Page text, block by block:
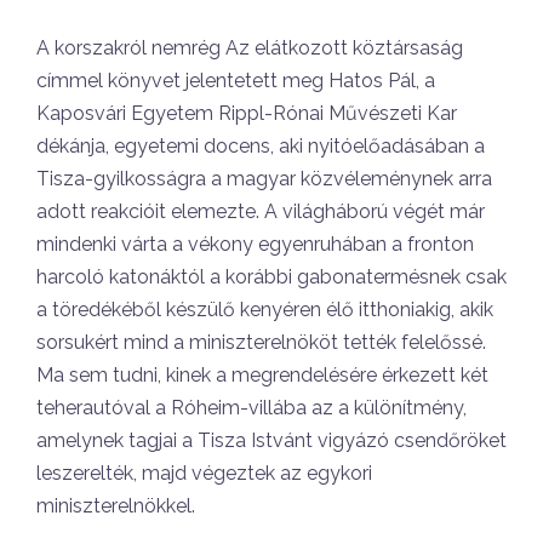
A korszakról nemrég Az elátkozott köztársaság
címmel könyvet jelentetett meg Hatos Pál, a
Kaposvári Egyetem Rippl-Rónai Művészeti Kar
dékánja, egyetemi docens, aki nyitóelőadásában a
Tisza-gyilkosságra a magyar közvéleménynek arra
adott reakcióit elemezte. A világháború végét már
mindenki várta a vékony egyenruhában a fronton
harcoló katonáktól a korábbi gabonatermésnek csak
a töredékéből készülő kenyéren élő itthoniakig, akik
sorsukért mind a miniszterelnököt tették felelőssé.
Ma sem tudni, kinek a megrendelésére érkezett két
teherautóval a Róheim-villába az a különítmény,
amelynek tagjai a Tisza Istvánt vigyázó csendőröket
leszerelték, majd végeztek az egykori
miniszterelnökkel.